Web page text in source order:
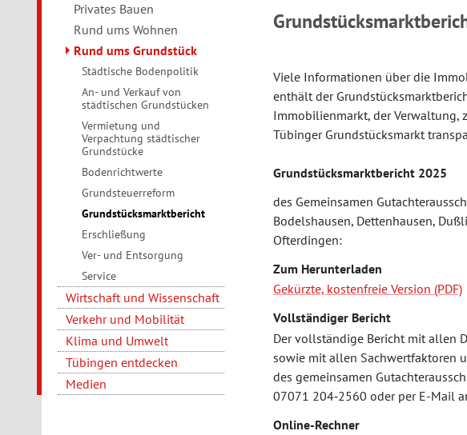
Privates Bauen
Rund ums Wohnen
Rund ums Grundstück
Städtische Bodenpolitik
An- und Verkauf von
städtischen Grundstücken
Vermietung und
Verpachtung städtischer
Grundstücke
Bodenrichtwerte
Grundsteuerreform
Grundstücksmarktbericht
Erschließung
Ver- und Entsorgung
Service
Wirtschaft und Wissenschaft
Verkehr und Mobilität
Klima und Umwelt
Tübingen entdecken
Medien
Viele Informationen über die
enthält der
Immobilienmarkt, der Verwaltung,
Tübinger Grundstücksmarkt
Grundstücksmarktbericht 2025
des Gemeinsamen
Bodelshausen, Dettenhausen,
Ofterdingen:
Zum Herunterladen
Gekürzte, kostenfreie Version
Vollständiger Bericht
Der vollständige Bericht mit allen
sowie mit allen Sachwertfaktoren
des gemeinsamen
07071 204‐2560 oder per E-Mail
Online-Rechner